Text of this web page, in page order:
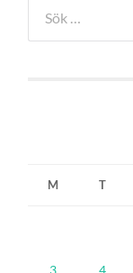
efter:
M T